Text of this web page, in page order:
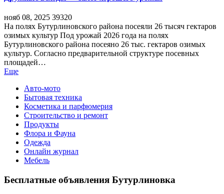
нояб 08, 2025 39320
На полях Бутурлиновского района посеяли 26 тысяч гектаров
озимых культур Под урожай 2026 года на полях
Бутурлиновского района посеяно 26 тыс. гектаров озимых
культур. Согласно предварительной структуре посевных
площадей…
Еще
Авто-мото
Бытовая техника
Косметика и парфюмерия
Строительство и ремонт
Продукты
Флора и Фауна
Одежда
Онлайн журнал
Мебель
Бесплатные объявления Бутурлиновка